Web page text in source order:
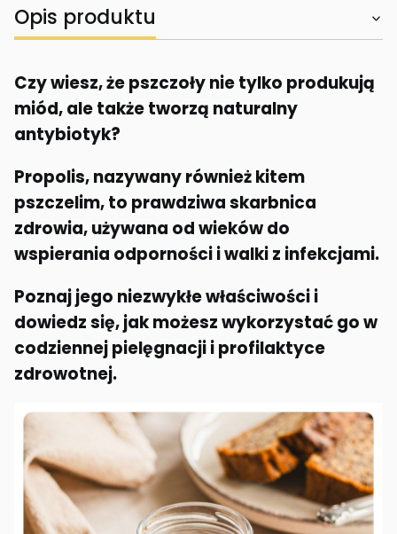
Opis produktu
Czy wiesz, że pszczoły nie tylko produkują
miód, ale także tworzą naturalny
antybiotyk?
Propolis, nazywany również kitem
pszczelim, to prawdziwa skarbnica
zdrowia, używana od wieków do
wspierania odporności i walki z infekcjami.
Poznaj jego niezwykłe właściwości i
dowiedz się, jak możesz wykorzystać go w
codziennej pielęgnacji i profilaktyce
zdrowotnej.